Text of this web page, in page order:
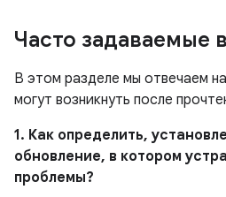
Часто задаваемые
В этом разделе мы отвечаем
могут возникнуть после
1. Как определить,
обновление, в котором
проблемы?